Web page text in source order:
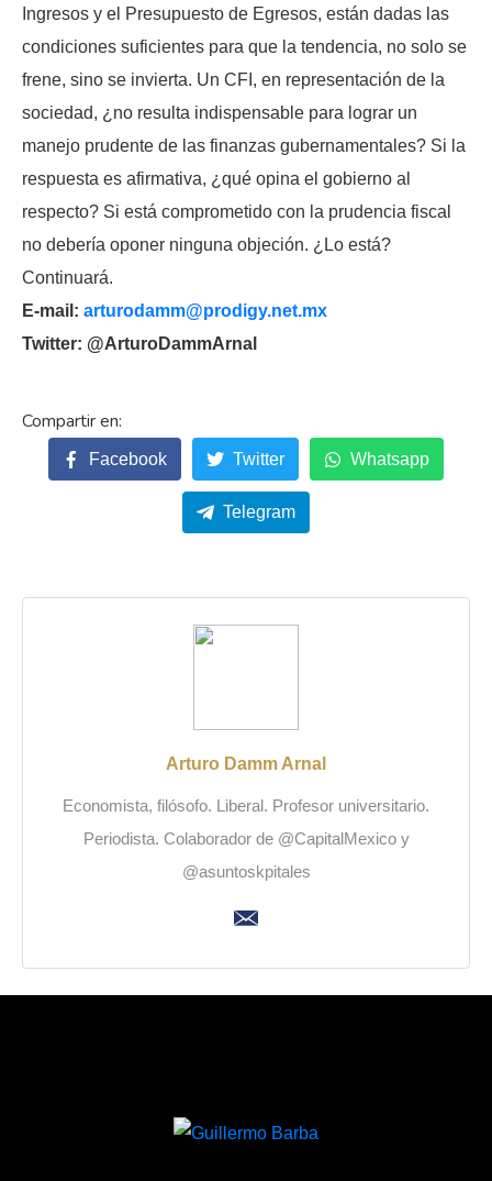
Ingresos y el Presupuesto de Egresos, están dadas las
condiciones suficientes para que la tendencia, no solo se
frene, sino se invierta. Un CFI, en representación de la
sociedad, ¿no resulta indispensable para lograr un
manejo prudente de las finanzas gubernamentales? Si la
respuesta es afirmativa, ¿qué opina el gobierno al
respecto? Si está comprometido con la prudencia fiscal
no debería oponer ninguna objeción. ¿Lo está?
Continuará.
E-mail: arturodamm@prodigy.net.mx
Twitter: @ArturoDammArnal
Facebook Twitter Whatsapp
Telegram
Arturo Damm Arnal
Economista, filósofo. Liberal. Profesor universitario.
Periodista. Colaborador de @CapitalMexico y
@asuntoskpitales